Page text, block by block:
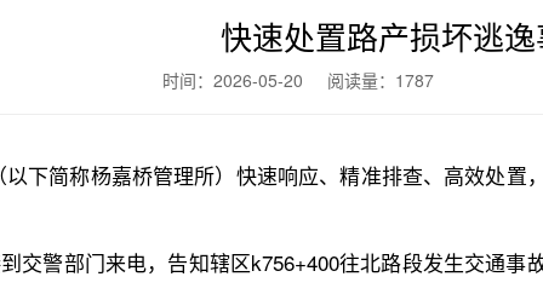
快速处置路产损坏逃
时间：2026-05-20 阅读量： 1787
下简称杨嘉桥管理所）快速响应、精准排查、高效处置
交警部门来电，告知辖区k756+400往北路段发生交通事